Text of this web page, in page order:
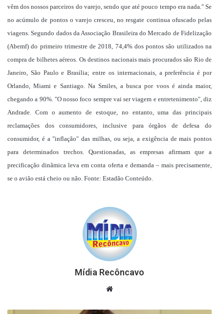
vêm dos nossos parceiros do varejo, sendo que até pouco tempo era nada." Se
no acúmulo de pontos o varejo cresceu, no resgate continua ofuscado pelas
viagens. Segundo dados da Associação Brasileira do Mercado de Fidelização
(Abemf) do primeiro trimestre de 2018, 74,4% dos pontos são utilizados na
compra de bilhetes aéreos. Os destinos nacionais mais procurados são Rio de
Janeiro, São Paulo e Brasília; entre os internacionais, a preferência é por
Orlando, Miami e Santiago. Na Smiles, a busca por voos é ainda maior,
chegando a 90%. "O nosso foco sempre vai ser viagem e entretenimento", diz
Andrade. Com o aumento de estoque, no entanto, uma das principais
reclamações dos consumidores, inclusive para órgãos de defesa do
consumidor, é a "inflação" das milhas, ou seja, a exigência de mais pontos
para determinados trechos. Questionadas, as empresas afirmam que a
precificação dinâmica leva em conta oferta e demanda – mais precisamente,
se o avião está cheio ou não. Fonte: Estadão Conteúdo.
Mídia Recôncavo
Website